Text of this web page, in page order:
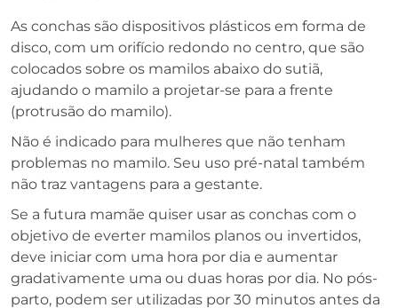
As conchas são dispositivos plásticos em forma de
disco, com um orifício redondo no centro, que são
colocados sobre os mamilos abaixo do sutiã,
ajudando o mamilo a projetar-se para a frente
(protrusão do mamilo).
Não é indicado para mulheres que não tenham
problemas no mamilo. Seu uso pré-natal também
não traz vantagens para a gestante.
Se a futura mamãe quiser usar as conchas com o
objetivo de everter mamilos planos ou invertidos,
deve iniciar com uma hora por dia e aumentar
gradativamente uma ou duas horas por dia. No pós-
parto, podem ser utilizadas por 30 minutos antes da